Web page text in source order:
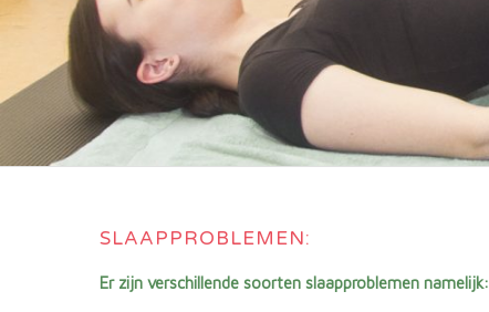
SLAAPPROBLEMEN:
Er zijn verschillende soorten slaapproblemen namelijk: